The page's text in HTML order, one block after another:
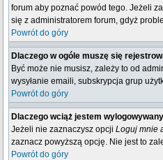
forum aby poznać powód tego. Jeżeli
się z administratorem forum, gdyż
Powrót do góry
Dlaczego w ogóle muszę się
Być może nie musisz, zależy to od
wysyłanie emaili, subskrypcja grup
Powrót do góry
Dlaczego wciąż jestem
Jeżeli nie zaznaczysz opcji Loguj mnie
zaznacz powyższą opcję. Nie jest to
Powrót do góry